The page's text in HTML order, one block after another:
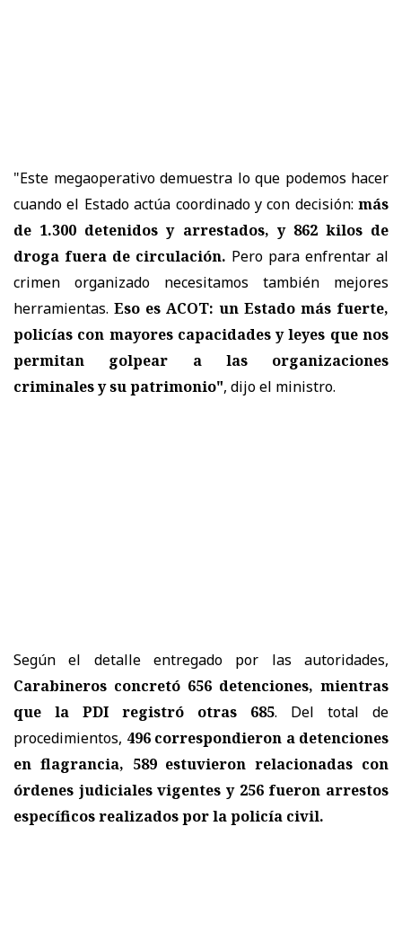
"Este megaoperativo demuestra lo que podemos hacer
cuando el Estado actúa coordinado y con decisión: más
de 1.300 detenidos y arrestados, y 862 kilos de
droga fuera de circulación. Pero para enfrentar al
crimen organizado necesitamos también mejores
herramientas. Eso es ACOT: un Estado más fuerte,
policías con mayores capacidades y leyes que nos
permitan golpear a las organizaciones
criminales y su patrimonio", dijo el ministro.
Según el detalle entregado por las autoridades,
Carabineros concretó 656 detenciones, mientras
que la PDI registró otras 685. Del total de
procedimientos, 496 correspondieron a detenciones
en flagrancia, 589 estuvieron relacionadas con
órdenes judiciales vigentes y 256 fueron arrestos
específicos realizados por la policía civil.